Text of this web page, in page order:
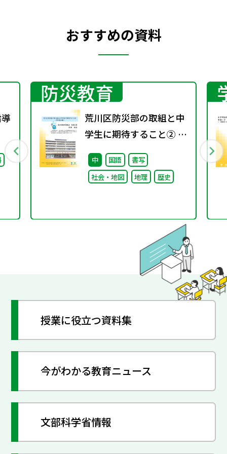
おすすめの資料
防災教育
荒川区防災部の取組と中
学生に期待すること② ～
取り組み編～
中 国語
書写
社会・地図
地理 歴史
授業に役立つ資料集
今がわかる教育ニュース
文部科学省情報